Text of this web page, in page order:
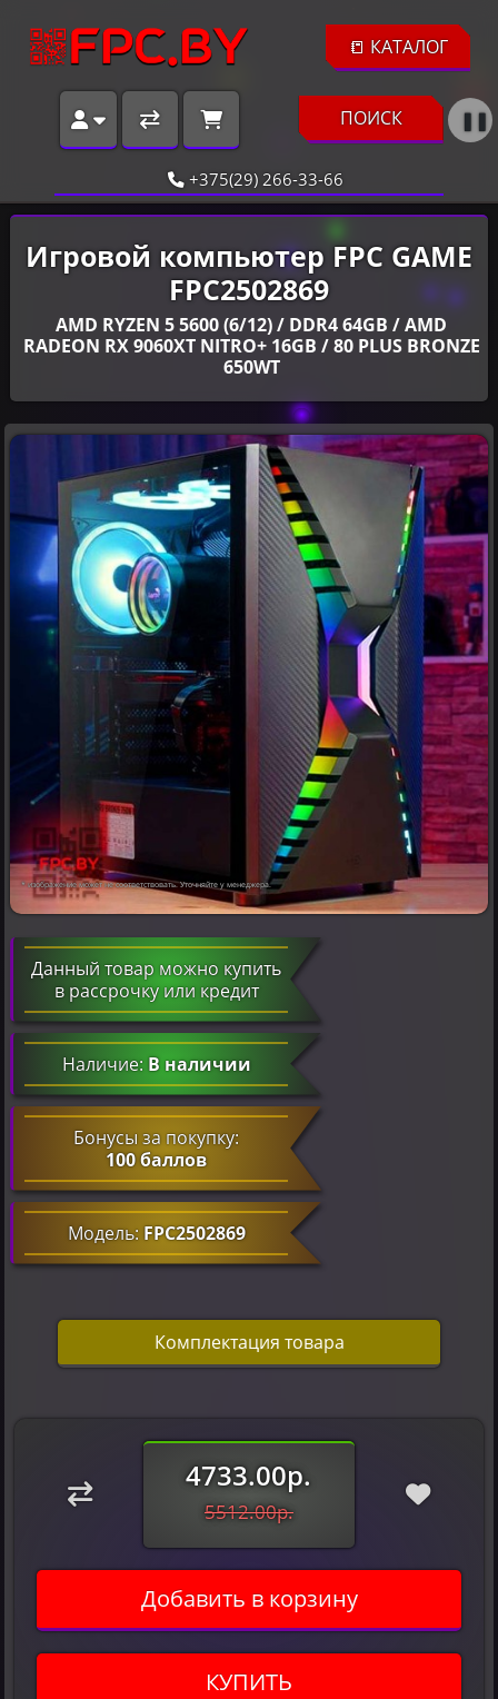
📒 КАТАЛОГ
ПОИСК ❚❚
+375(29) 266-33-66
Игровой компьютер FPC GAME
FPC2502869
AMD RYZEN 5 5600 (6/12) / DDR4 64GB / AMD
RADEON RX 9060XT NITRO+ 16GB / 80 PLUS BRONZE
650WT
* изображение может не соответствовать. Уточняйте у менеджера.
Данный товар можно купить
в рассрочку или кредит
Наличие:В наличии
Бонусы за покупку:
100 баллов
Модель:FPC2502869
Комплектация товара
4733.00р.
5512.00р.
Добавить в корзину
КУПИТЬ